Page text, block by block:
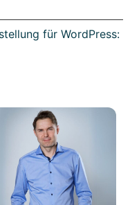
für WordPress: